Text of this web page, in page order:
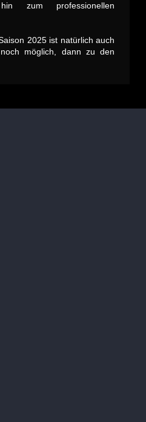
zum professionellen
2025 ist natürlich auch
möglich, dann zu den